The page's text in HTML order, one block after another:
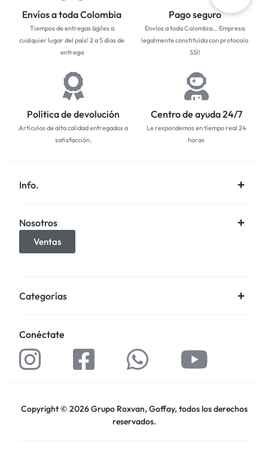
Envíos a toda Colombia
Tiempos de entregas ágiles a
cualquier lugar del país! 2 a 5 días de
entrega
Pago seguro
Envíos a toda Colombia... Empresa
legalmente constituida con protocolo
SSl!
Política de devolución
Artículos de alta calidad entregados a
satisfacción.
Centro de ayuda 24/7
Le respondemos en tiempo real 24
horas
Info.
Nosotros
Ventas
Categorías
Conéctate
Copyright © 2026 Grupo Roxvan, Goffay, todos los derechos
reservados.